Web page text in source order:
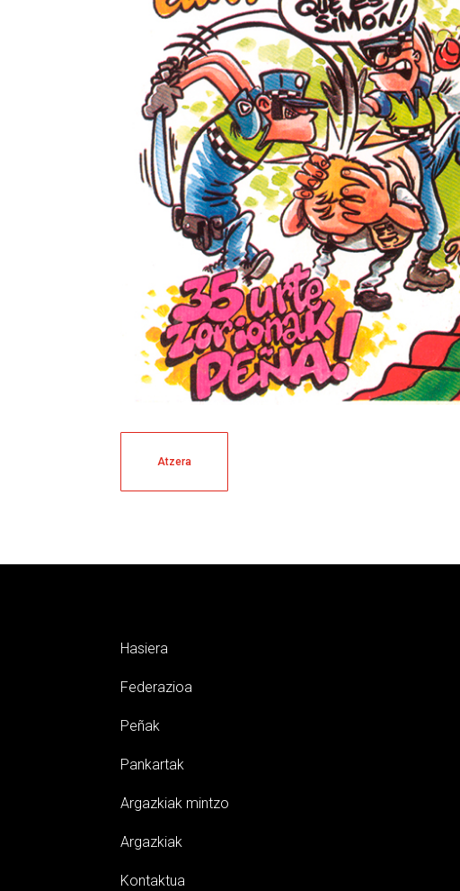
Atzera
Hasiera
Federazioa
Peñak
Pankartak
Argazkiak mintzo
Argazkiak
Kontaktua